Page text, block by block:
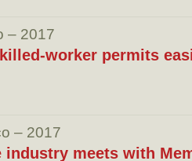
– 2017
worker permits
– 2017
industry meets with